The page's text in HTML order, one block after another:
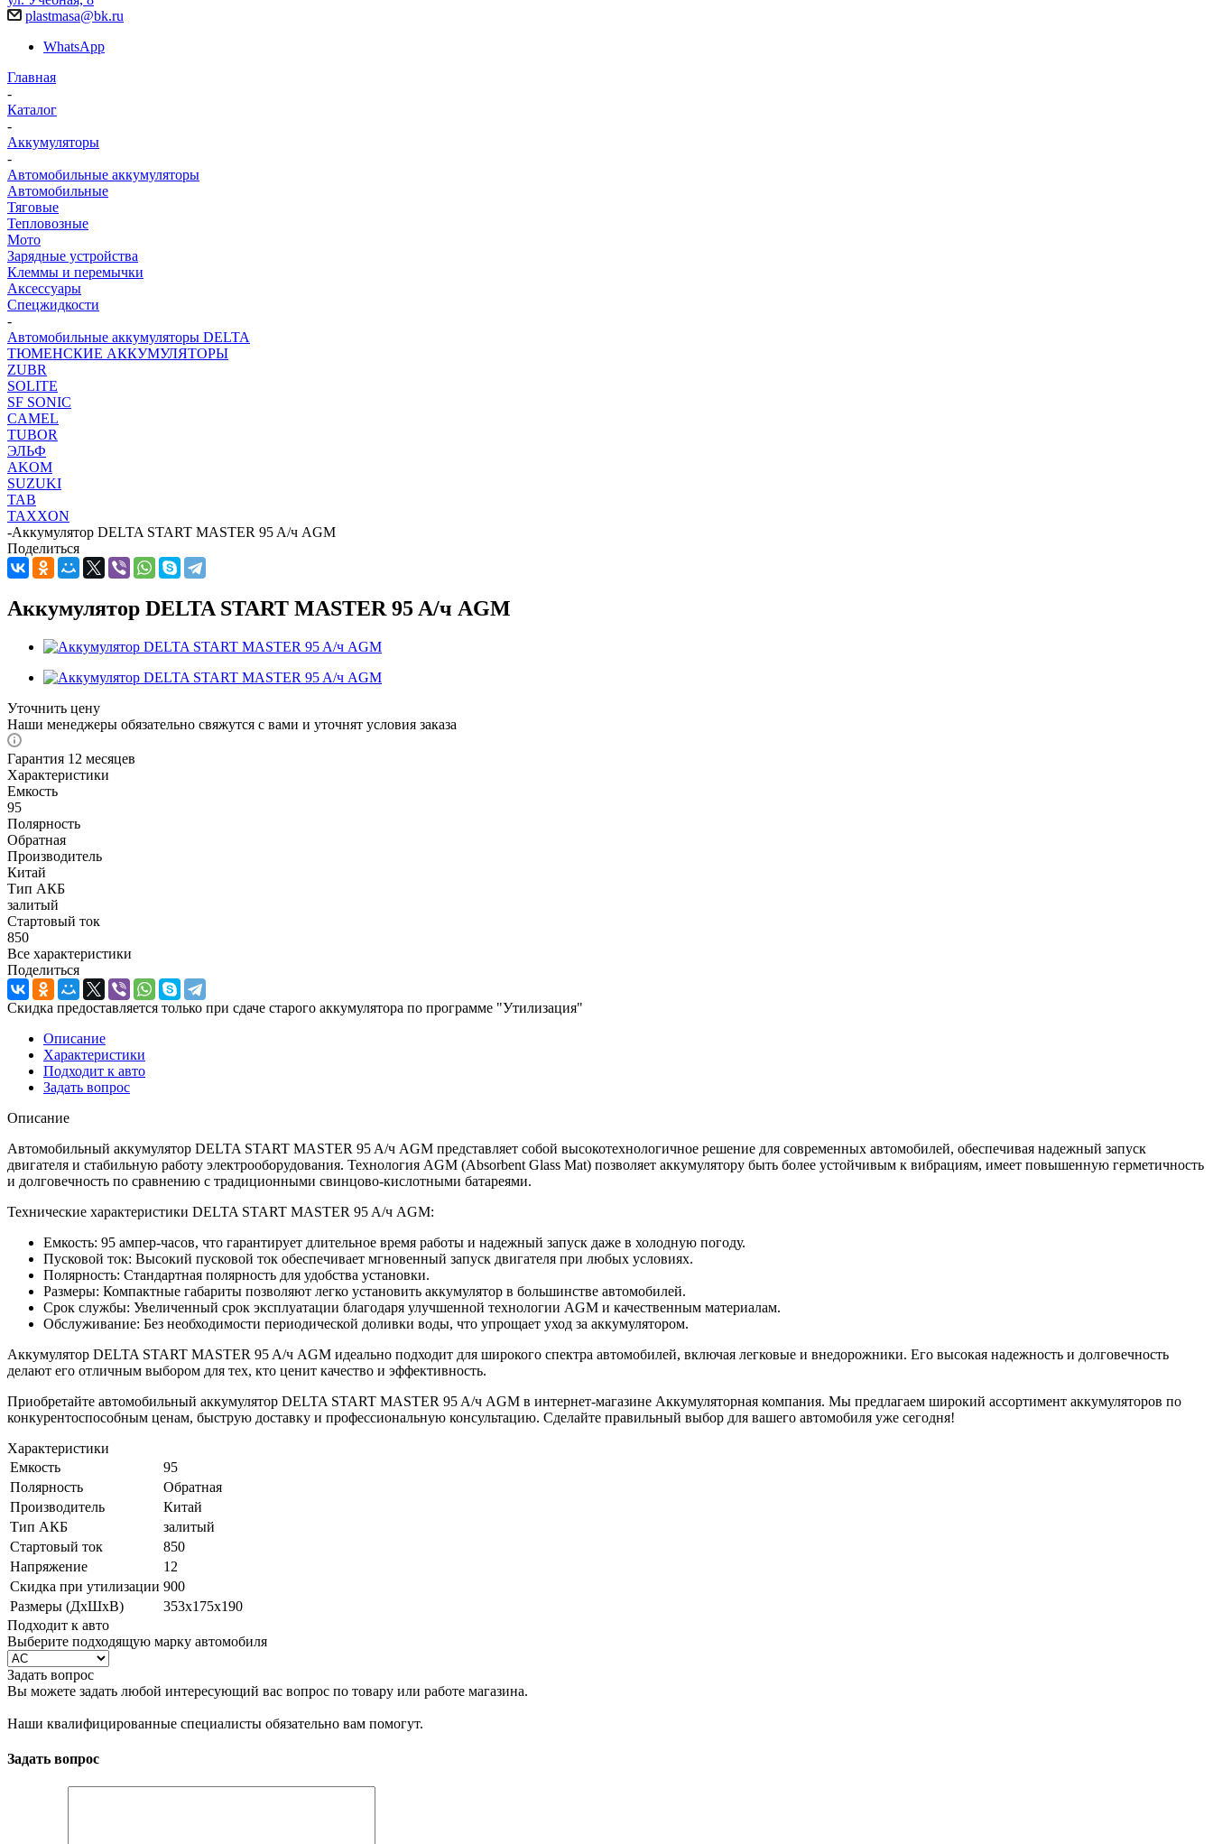
plastmasa@bk.ru
WhatsApp
Главная
-
Каталог
-
Аккумуляторы
-
Автомобильные аккумуляторы
Автомобильные
Тяговые
Тепловозные
Мото
Зарядные устройства
Клеммы и перемычки
Аксессуары
Спецжидкости
-
Автомобильные аккумуляторы DELTA
ТЮМЕНСКИЕ АККУМУЛЯТОРЫ
ZUBR
SOLITE
SF SONIC
CAMEL
TUBOR
ЭЛЬФ
AKOM
SUZUKI
TAB
TAXXON
-Аккумулятор DELTA START MASTER 95 A/ч AGM
Поделиться
Аккумулятор DELTA START MASTER 95 A/ч AGM
Уточнить цену
Наши менеджеры обязательно свяжутся с вами и уточнят условия заказа
Гарантия 12 месяцев
Характеристики
Емкость
95
Полярность
Обратная
Производитель
Китай
Тип АКБ
залитый
Стартовый ток
850
Все характеристики
Поделиться
Скидка предоставляется только при сдаче старого аккумулятора по программе "Утилизация"
Описание
Характеристики
Подходит к авто
Задать вопрос
Описание
Автомобильный аккумулятор DELTA START MASTER 95 A/ч AGM представляет собой высокотехнологичное решение для современных автомобилей, обеспечивая надежный запуск
двигателя и стабильную работу электрооборудования. Технология AGM (Absorbent Glass Mat) позволяет аккумулятору быть более устойчивым к вибрациям, имеет повышенную герметичность
и долговечность по сравнению с традиционными свинцово-кислотными батареями.
Технические характеристики DELTA START MASTER 95 A/ч AGM:
Емкость: 95 ампер-часов, что гарантирует длительное время работы и надежный запуск даже в холодную погоду.
Пусковой ток: Высокий пусковой ток обеспечивает мгновенный запуск двигателя при любых условиях.
Полярность: Стандартная полярность для удобства установки.
Размеры: Компактные габариты позволяют легко установить аккумулятор в большинстве автомобилей.
Срок службы: Увеличенный срок эксплуатации благодаря улучшенной технологии AGM и качественным материалам.
Обслуживание: Без необходимости периодической доливки воды, что упрощает уход за аккумулятором.
Аккумулятор DELTA START MASTER 95 A/ч AGM идеально подходит для широкого спектра автомобилей, включая легковые и внедорожники. Его высокая надежность и долговечность
делают его отличным выбором для тех, кто ценит качество и эффективность.
Приобретайте автомобильный аккумулятор DELTA START MASTER 95 A/ч AGM в интернет-магазине Аккумуляторная компания. Мы предлагаем широкий ассортимент аккумуляторов по
конкурентоспособным ценам, быструю доставку и профессиональную консультацию. Сделайте правильный выбор для вашего автомобиля уже сегодня!
Характеристики
Емкость
95
Полярность
Обратная
Производитель
Китай
Тип АКБ
залитый
Стартовый ток
850
Напряжение
12
Скидка при утилизации 900
Размеры (ДxШxВ)
353х175х190
Подходит к авто
Выберите подходящую марку автомобиля
Задать вопрос
Вы можете задать любой интересующий вас вопрос по товару или работе магазина.
Наши квалифицированные специалисты обязательно вам помогут.
Задать вопрос